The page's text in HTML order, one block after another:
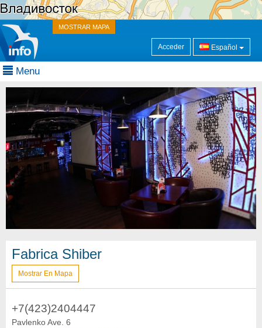
MOSTRAR MAPA
Acceder Español
Menu
Fabrica Shiber
Mostrar En Mapa
+7(423)2404447
Pavlenko Ave. 6